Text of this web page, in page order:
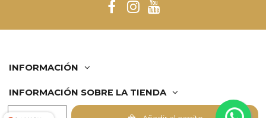
INFORMACIÓN
INFORMACIÓN SOBRE LA TIENDA